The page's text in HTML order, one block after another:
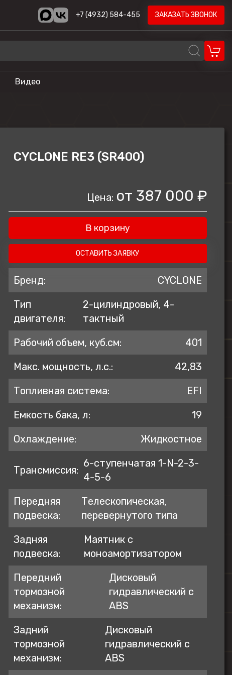
+7 (4932) 584-455 ЗАКАЗАТЬ ЗВОНОК
Volzhanka
STELS
CYCLONE
AVANTIS
BSE
PROGASI
BRP
Regulmoto
Видео
CYCLONE RE3 (SR400)
Цена: от 387 000 ₽
В корзину
ОСТАВИТЬ ЗАЯВКУ
Бренд:
CYCLONE
Тип
двигателя:
2-цилиндровый, 4-
тактный
Рабочий объем, куб.см:
401
Макс. мощность, л.с.:
42,83
Топливная система:
EFI
Емкость бака, л:
19
Охлаждение:
Жидкостное
Трансмиссия:
6-ступенчатая 1-N-2-3-
4-5-6
Передняя
подвеска:
Телескопическая,
перевернутого типа
Задняя
подвеска:
Маятник с
моноамортизатором
Передний
тормозной
механизм:
Дисковый
гидравлический с
ABS
Задний
тормозной
механизм:
Дисковый
гидравлический с
ABS